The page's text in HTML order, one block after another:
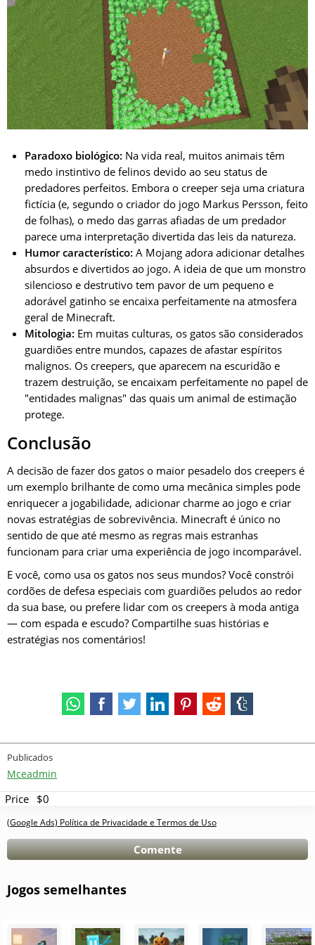
Paradoxo biológico: Na vida real, muitos animais têm
medo instintivo de felinos devido ao seu status de
predadores perfeitos. Embora o creeper seja uma criatura
fictícia (e, segundo o criador do jogo Markus Persson, feito
de folhas), o medo das garras afiadas de um predador
parece uma interpretação divertida das leis da natureza.
Humor característico: A Mojang adora adicionar detalhes
absurdos e divertidos ao jogo. A ideia de que um monstro
silencioso e destrutivo tem pavor de um pequeno e
adorável gatinho se encaixa perfeitamente na atmosfera
geral de Minecraft.
Mitologia: Em muitas culturas, os gatos são considerados
guardiões entre mundos, capazes de afastar espíritos
malignos. Os creepers, que aparecem na escuridão e
trazem destruição, se encaixam perfeitamente no papel de
"entidades malignas" das quais um animal de estimação
protege.
Conclusão
A decisão de fazer dos gatos o maior pesadelo dos creepers é
um exemplo brilhante de como uma mecânica simples pode
enriquecer a jogabilidade, adicionar charme ao jogo e criar
novas estratégias de sobrevivência. Minecraft é único no
sentido de que até mesmo as regras mais estranhas
funcionam para criar uma experiência de jogo incomparável.
E você, como usa os gatos nos seus mundos? Você constrói
cordões de defesa especiais com guardiões peludos ao redor
da sua base, ou prefere lidar com os creepers à moda antiga
— com espada e escudo? Compartilhe suas histórias e
estratégias nos comentários!
Publicados
Mceadmin
Price $0
(Google Ads) Política de Privacidade e Termos de Uso
Comente
Jogos semelhantes